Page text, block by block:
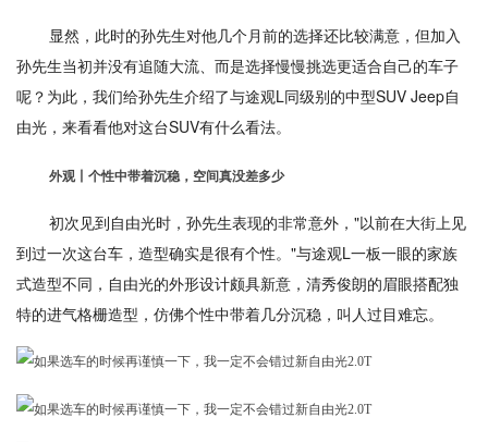
显然，此时的孙先生对他几个月前的选择还比较满意，但加入
孙先生当初并没有追随大流、而是选择慢慢挑选更适合自己的车子
呢？为此，我们给孙先生介绍了与途观L同级别的中型SUV Jeep自
由光，来看看他对这台SUV有什么看法。
外观丨个性中带着沉稳，空间真没差多少
初次见到自由光时，孙先生表现的非常意外，"以前在大街上见
到过一次这台车，造型确实是很有个性。"与途观L一板一眼的家族
式造型不同，自由光的外形设计颇具新意，清秀俊朗的眉眼搭配独
特的进气格栅造型，仿佛个性中带着几分沉稳，叫人过目难忘。